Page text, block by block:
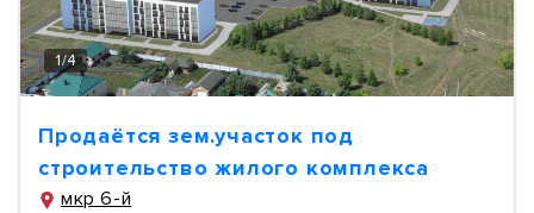
1/4
Продаётся зем.участок под
строительство жилого комплекса
мкр 6-й